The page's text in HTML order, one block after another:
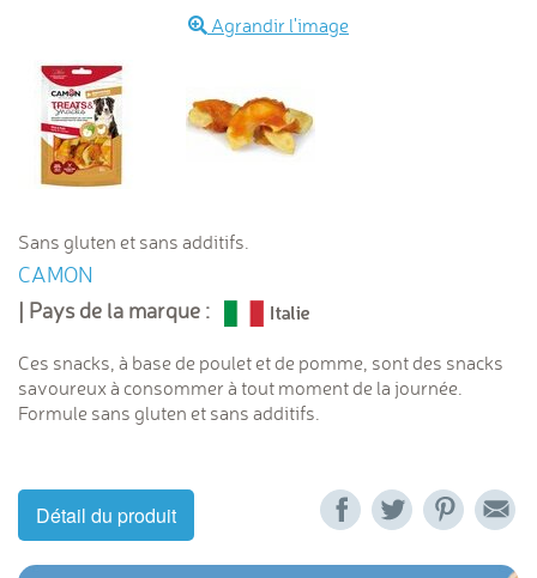
Agrandir l'image
Sans gluten et sans additifs.
CAMON
| Pays de la marque :
Ces snacks, à base de poulet et de pomme, sont des snacks
savoureux à consommer à tout moment de la journée.
Formule sans gluten et sans additifs.
Détail du produit